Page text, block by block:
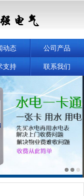
动态 公司产品
支持 联系我们